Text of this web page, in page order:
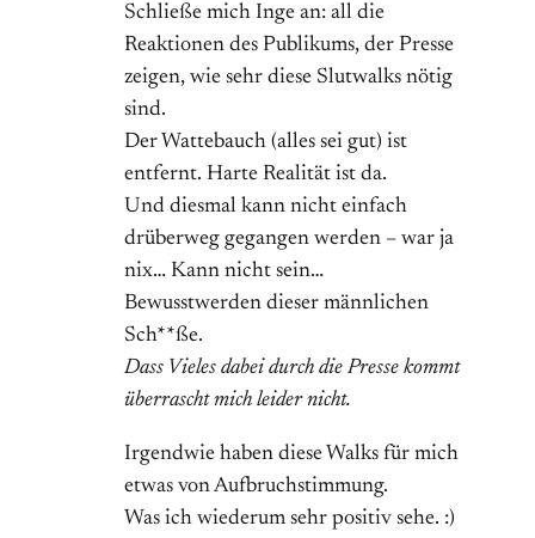
Schließe mich Inge an: all die
Reaktionen des Publikums, der Presse
zeigen, wie sehr diese Slutwalks nötig
sind.
Der Wattebauch (alles sei gut) ist
entfernt. Harte Realität ist da.
Und diesmal kann nicht einfach
drüberweg gegangen werden – war ja
nix… Kann nicht sein…
Bewusstwerden dieser männlichen
Sch**ße.
Dass Vieles dabei durch die Presse kommt
überrascht mich leider nicht.
Irgendwie haben diese Walks für mich
etwas von Aufbruchstimmung.
Was ich wiederum sehr positiv sehe. :)